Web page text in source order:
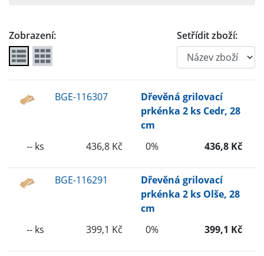
Zobrazení: Setřídit zboží:
BGE-116307
Dřevěná grilovací
prkénka 2 ks Cedr, 28
cm
-- ks
436,8 Kč 0% 436,8 Kč
BGE-116291
Dřevěná grilovací
prkénka 2 ks Olše, 28
cm
-- ks
399,1 Kč 0% 399,1 Kč